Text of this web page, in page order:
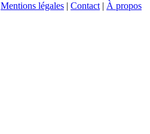
Mentions légales | Contact | À propos